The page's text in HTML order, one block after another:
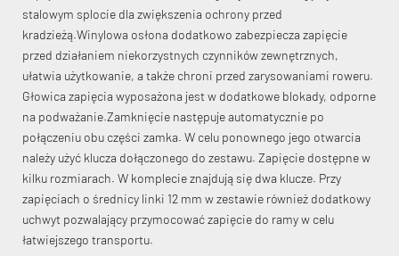
KryptoFlex Key Cable
34,90 zł* 89,00 zł*
stalowym splocie dla zwiększenia ochrony przed
kradzieżą.Winylowa osłona dodatkowo zabezpiecza zapięcie
przed działaniem niekorzystnych czynników zewnętrznych,
ułatwia użytkowanie, a także chroni przed zarysowaniami roweru.
Głowica zapięcia wyposażona jest w dodatkowe blokady, odporne
na podważanie.Zamknięcie następuje automatycznie po
połączeniu obu części zamka. W celu ponownego jego otwarcia
należy użyć klucza dołączonego do zestawu. Zapięcie dostępne w
kilku rozmiarach. W komplecie znajdują się dwa klucze. Przy
zapięciach o średnicy linki 12 mm w zestawie również dodatkowy
uchwyt pozwalający przymocować zapięcie do ramy w celu
łatwiejszego transportu.